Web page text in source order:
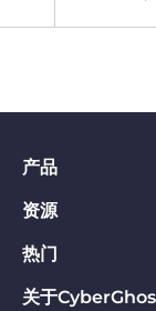
产品
PC VPN应用
Chrome VPN应用
Mac VPN应用
资源
VPN是什么
Privacy Hub
热门
CyberGhost VPN
关于